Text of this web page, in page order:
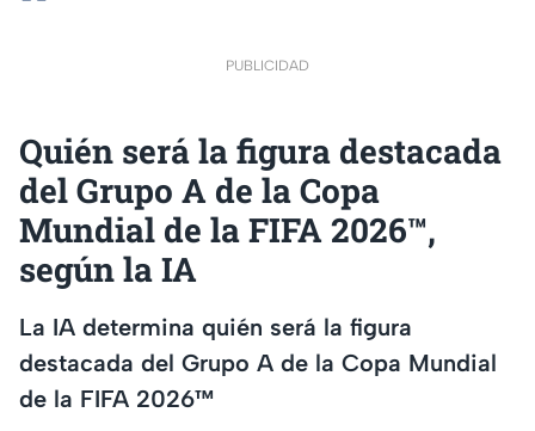
PUBLICIDAD
Quién será la figura destacada
del Grupo A de la Copa
Mundial de la FIFA 2026™,
según la IA
La IA determina quién será la figura
destacada del Grupo A de la Copa Mundial
de la FIFA 2026™